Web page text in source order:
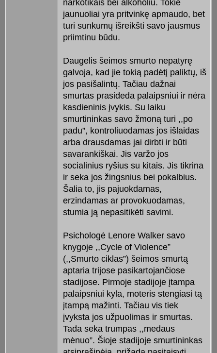
narkotikais bei alkoholiu. Tokie
jaunuoliai yra pritvinkę apmaudo, bet
turi sunkumų išreikšti savo jausmus
priimtinu būdu.
Daugelis šeimos smurto nepatyrę
galvoja, kad jie tokią padėtį paliktų, iš
jos pasišalintų. Tačiau dažnai
smurtas prasideda palaipsniui ir nėra
kasdieninis įvykis. Su laiku
smurtininkas savo žmoną turi ,,po
padu”, kontroliuodamas jos išlaidas
arba drausdamas jai dirbti ir būti
savarankiškai. Jis varžo jos
socialinius ryšius su kitais. Jis tikrina
ir seka jos žingsnius bei pokalbius.
Šalia to, jis pajuokdamas,
erzindamas ar provokuodamas,
stumia ją nepasitikėti savimi.
Psichologė Lenore Walker savo
knygoje ,,Cycle of Violence”
(,,Smurto ciklas”) šeimos smurtą
aptaria trijose pasikartojančiose
stadijose. Pirmoje stadijoje įtampa
palaipsniui kyla, moteris stengiasi tą
įtampą mažinti. Tačiau vis tiek
įvyksta jos užpuolimas ir smurtas.
Tada seka trumpas ,,medaus
mėnuo”. Šioje stadijoje smurtininkas